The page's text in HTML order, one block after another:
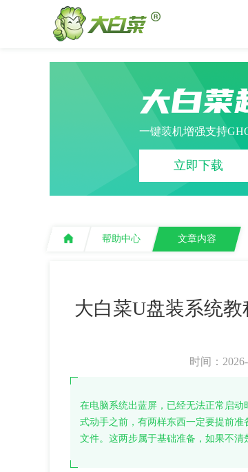
大白菜
一键装机增强支持
立即下载
帮助中心 文章内容
大白菜U盘装系统
时间：
在电脑系统出蓝屏，已经无法正常启动
式动手之前，有两样东西一定要提前准
文件。这两步属于基础准备，如果不